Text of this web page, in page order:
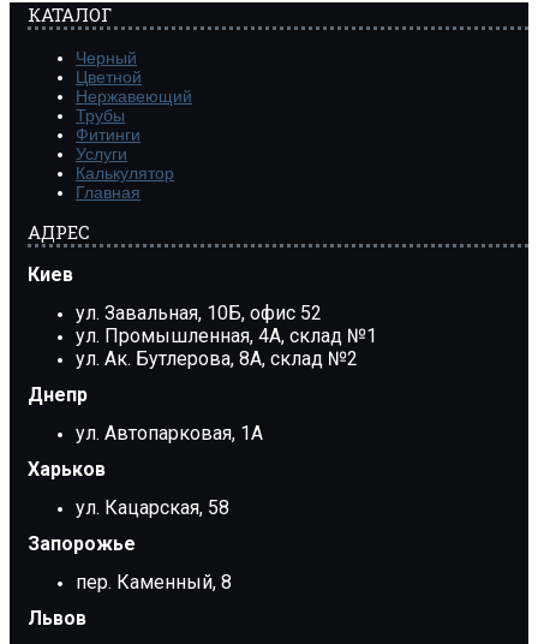
КАТАЛОГ
Черный
Цветной
Нержавеющий
Трубы
Фитинги
Услуги
Калькулятор
Главная
АДРЕС
Киев
ул. Завальная, 10Б, офис 52
ул. Промышленная, 4А, склад №1
ул. Ак. Бутлерова, 8А, склад №2
Днепр
ул. Автопарковая, 1А
Харьков
ул. Кацарская, 58
Запорожье
пер. Каменный, 8
Львов